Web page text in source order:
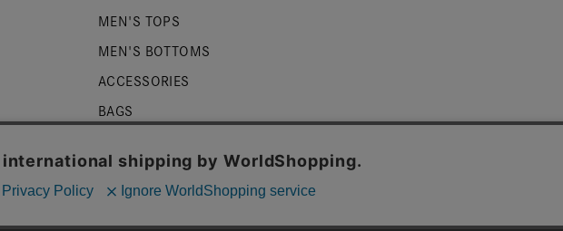
MEN'S TOPS
MEN'S BOTTOMS
ACCESSORIES
BAGS
ZUCCa LOGO
BASIC
を使用しております。詳細は